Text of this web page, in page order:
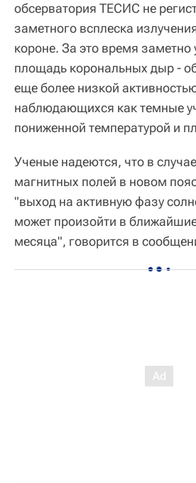
обсерватория ТЕСИС не
заметного всплеска
короне. За это время заметно
площадь корональных дыр -
еще более низкой
наблюдающихся как темные
пониженной температурой и
Ученые надеются, что в
магнитных полей в новом
"выход на активную фазу
может произойти в
месяца", говорится в